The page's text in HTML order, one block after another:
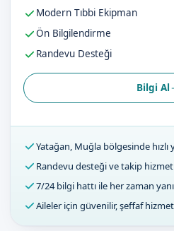
Modern Tıbbi Ekipman
Ön Bilgilendirme
Randevu Desteği
Bilgi Al
Yatağan, Muğla bölgesinde
Randevu desteği ve takip
7/24 bilgi hattı ile her zaman
Aileler için güvenilir, şeffaf hizmet